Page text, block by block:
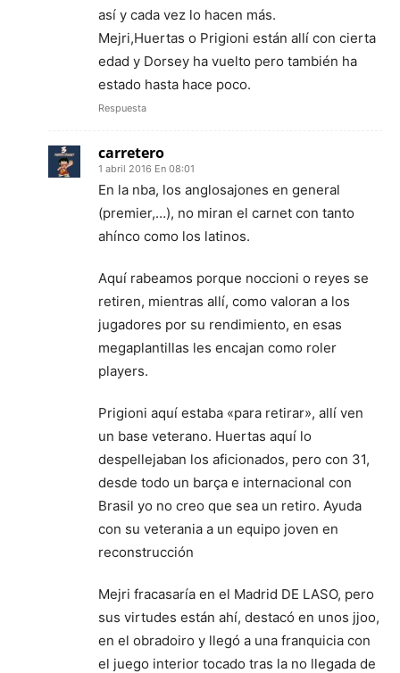
así y cada vez lo hacen más.
Mejri,Huertas o Prigioni están allí con cierta
edad y Dorsey ha vuelto pero también ha
estado hasta hace poco.
Respuesta
carretero
1 abril 2016 En 08:01
En la nba, los anglosajones en general
(premier,…), no miran el carnet con tanto
ahínco como los latinos.
Aquí rabeamos porque noccioni o reyes se
retiren, mientras allí, como valoran a los
jugadores por su rendimiento, en esas
megaplantillas les encajan como roler
players.
Prigioni aquí estaba «para retirar», allí ven
un base veterano. Huertas aquí lo
despellejaban los aficionados, pero con 31,
desde todo un barça e internacional con
Brasil yo no creo que sea un retiro. Ayuda
con su veterania a un equipo joven en
reconstrucción
Mejri fracasaría en el Madrid DE LASO, pero
sus virtudes están ahí, destacó en unos jjoo,
en el obradoiro y llegó a una franquicia con
el juego interior tocado tras la no llegada de